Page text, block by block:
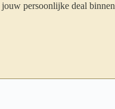
jouw persoonlijke deal binnen